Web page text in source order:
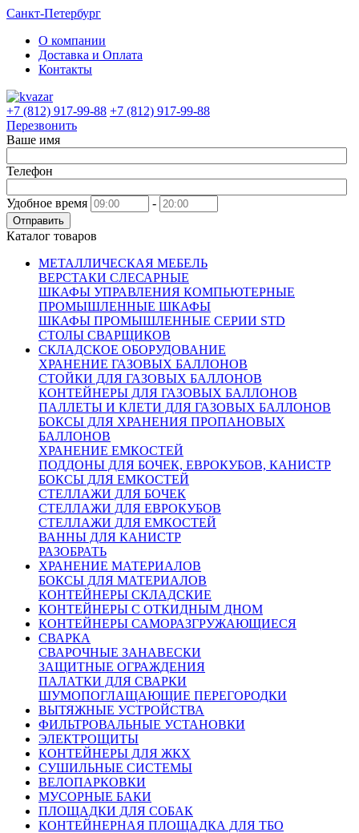
Санкт-Петербург
О компании
Доставка и Оплата
Контакты
+7 (812) 917-99-88 +7 (812) 917-99-88
Перезвонить
Ваше имя
Телефон
Удобное время -
Отправить
Каталог товаров
МЕТАЛЛИЧЕСКАЯ МЕБЕЛЬ
ВЕРСТАКИ СЛЕСАРНЫЕ
ШКАФЫ УПРАВЛЕНИЯ КОМПЬЮТЕРНЫЕ
ПРОМЫШЛЕННЫЕ ШКАФЫ
ШКАФЫ ПРОМЫШЛЕННЫЕ СЕРИИ STD
СТОЛЫ СВАРЩИКОВ
СКЛАДСКОЕ ОБОРУДОВАНИЕ
ХРАНЕНИЕ ГАЗОВЫХ БАЛЛОНОВ
СТОЙКИ ДЛЯ ГАЗОВЫХ БАЛЛОНОВ
КОНТЕЙНЕРЫ ДЛЯ ГАЗОВЫХ БАЛЛОНОВ
ПАЛЛЕТЫ И КЛЕТИ ДЛЯ ГАЗОВЫХ БАЛЛОНОВ
БОКСЫ ДЛЯ ХРАНЕНИЯ ПРОПАНОВЫХ
БАЛЛОНОВ
ХРАНЕНИЕ ЕМКОСТЕЙ
ПОДДОНЫ ДЛЯ БОЧЕК, ЕВРОКУБОВ, КАНИСТР
БОКСЫ ДЛЯ ЕМКОСТЕЙ
СТЕЛЛАЖИ ДЛЯ БОЧЕК
СТЕЛЛАЖИ ДЛЯ ЕВРОКУБОВ
СТЕЛЛАЖИ ДЛЯ ЕМКОСТЕЙ
ВАННЫ ДЛЯ КАНИСТР
РАЗОБРАТЬ
ХРАНЕНИЕ МАТЕРИАЛОВ
БОКСЫ ДЛЯ МАТЕРИАЛОВ
КОНТЕЙНЕРЫ СКЛАДСКИЕ
КОНТЕЙНЕРЫ С ОТКИДНЫМ ДНОМ
КОНТЕЙНЕРЫ САМОРАЗГРУЖАЮЩИЕСЯ
СВАРКА
СВАРОЧНЫЕ ЗАНАВЕСКИ
ЗАЩИТНЫЕ ОГРАЖДЕНИЯ
ПАЛАТКИ ДЛЯ СВАРКИ
ШУМОПОГЛАЩАЮЩИЕ ПЕРЕГОРОДКИ
ВЫТЯЖНЫЕ УСТРОЙСТВА
ФИЛЬТРОВАЛЬНЫЕ УСТАНОВКИ
ЭЛЕКТРОЩИТЫ
КОНТЕЙНЕРЫ ДЛЯ ЖКХ
СУШИЛЬНЫЕ СИСТЕМЫ
ВЕЛОПАРКОВКИ
МУСОРНЫЕ БАКИ
ПЛОЩАДКИ ДЛЯ СОБАК
КОНТЕЙНЕРНАЯ ПЛОЩАДКА ДЛЯ ТБО